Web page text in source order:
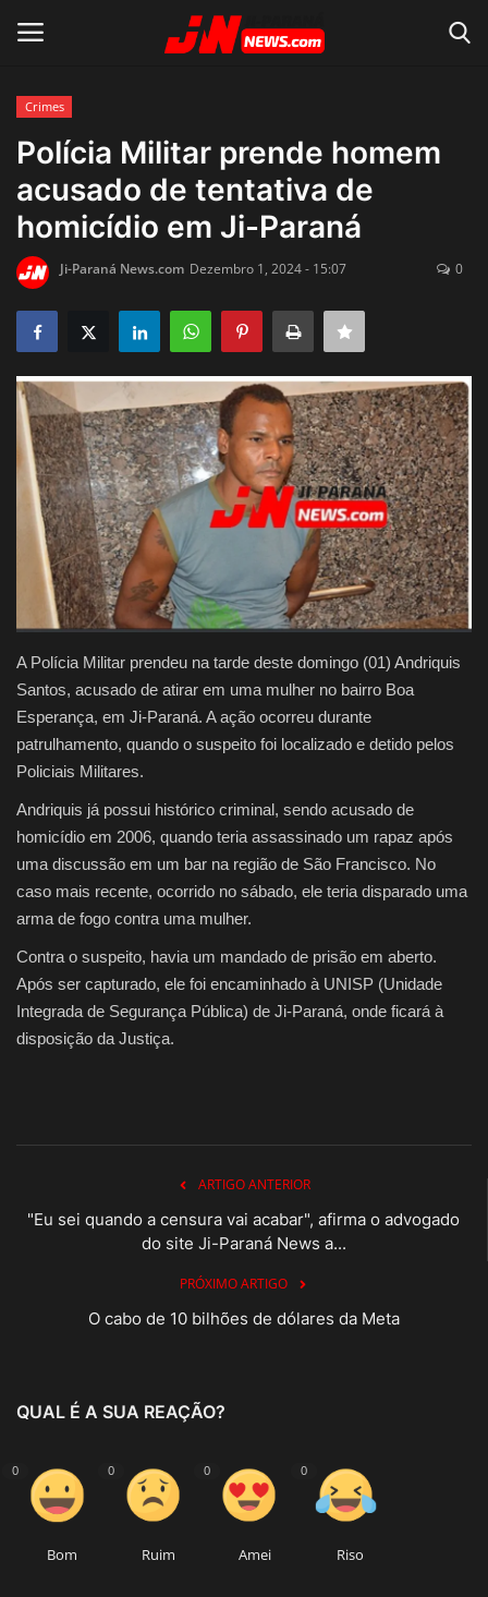
Home
Acidente
Polícia
Política
Justiça
Brasil
Educação
Galeria
Saúde
Crimes
Polícia Militar prende homem
acusado de tentativa de
homicídio em Ji-Paraná
Ji-Paraná News.com Dezembro 1, 2024 - 15:07 0
A Polícia Militar prendeu na tarde deste domingo (01) Andriquis
Santos, acusado de atirar em uma mulher no bairro Boa
Esperança, em Ji-Paraná. A ação ocorreu durante
patrulhamento, quando o suspeito foi localizado e detido pelos
Policiais Militares.
Andriquis já possui histórico criminal, sendo acusado de
homicídio em 2006, quando teria assassinado um rapaz após
uma discussão em um bar na região de São Francisco. No
caso mais recente, ocorrido no sábado, ele teria disparado uma
arma de fogo contra uma mulher.
Contra o suspeito, havia um mandado de prisão em aberto.
Após ser capturado, ele foi encaminhado à UNISP (Unidade
Integrada de Segurança Pública) de Ji-Paraná, onde ficará à
disposição da Justiça.
ARTIGO ANTERIOR
"Eu sei quando a censura vai acabar", afirma o advogado
do site Ji-Paraná News a...
PRÓXIMO ARTIGO
O cabo de 10 bilhões de dólares da Meta
QUAL É A SUA REAÇÃO?
0
Bom
0
Ruim
0
Amei
0
Riso